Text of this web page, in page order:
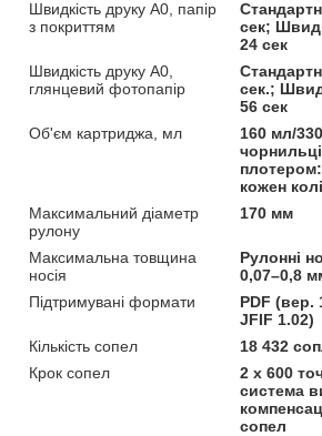
Швидкість друку А0, папір
з покриттям
сек;
24 сек
Швидкість друку А0,
глянцевий фотопапір
сек.;
56 сек
Об'єм картриджа, мл
160 мл/
кожен
Максимальний діаметр
рулону
170 мм
Максимальна товщина
носія
Рулонні
0,07–0,8
Підтримувані формати
PDF (вер.
JFIF 1.02)
Кількість сопел
18 432
Крок сопел
2 х 600
система
сопел